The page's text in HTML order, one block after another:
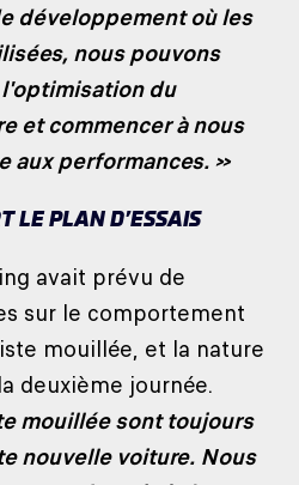
développement où les
nous pouvons
du
et commencer à nous
aux performances. »
LE PLAN D’ESSAIS
avait prévu de
sur le comportement
mouillée, et la nature
deuxième journée.
mouillée sont toujours
nouvelle voiture. Nous